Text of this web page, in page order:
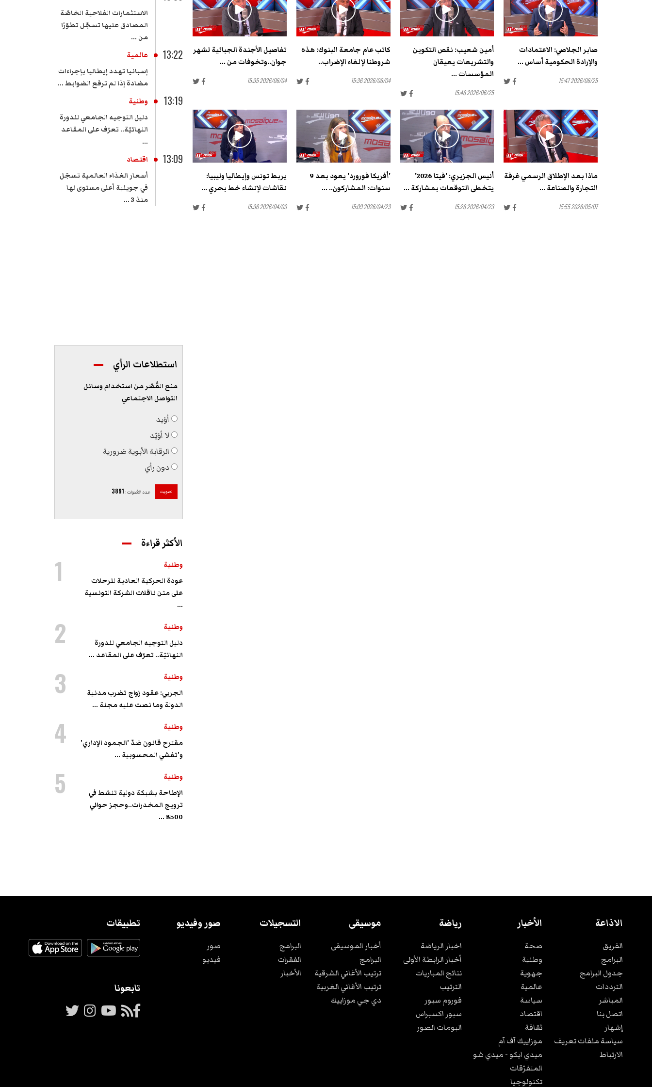
صابر الجلاصي: الاعتمادات
والإرادة الحكومية أساس ...
2026/06/25 15:47
أمين شعيب: نقص التكوين
والتشريعات يعيقان
المؤسسات ...
2026/06/25 15:46
كاتب عام جامعة البنوك: هذه
شروطنا لإلغاء الإضراب..
2026/06/04 15:36
تفاصيل الأجندة الجبائية لشهر
جوان..وتخوفات من ...
2026/06/04 15:35
ماذا بعد الإطلاق الرسمي غرفة
التجارة والصناعة ...
2026/05/07 15:55
أنيس الجزيري: 'فيتا 2026'
يتخطى التوقعات بمشاركة ...
2026/04/23 15:26
'أفريكا فورورد' يعود بعد 9
سنوات: المشاركون.. ...
2026/04/23 15:09
يربط تونس وإيطاليا وليبيا:
نقاشات لإنشاء خط بحري ...
2026/04/09 15:36
الاستثمارات الفلاحية الخاصّة
المصادق عليها تسجّل تطوّرًا
من ...
13:22
عالمية
إسبانيا تهدد إيطاليا بإجراءات
مضادة إذا لم ترفع الضوابط ...
13:19
وطنية
دليل التوجيه الجامعي للدورة
النهائيّة.. تعرّف على المقاعد
...
13:09
اقتصاد
أسعار الغذاء العالمية تسجّل
في جويلية أعلى مستوى لها
منذ 3 ...
استطلاعات الرأي
منع القُصّر من استخدام وسائل
التواصل الاجتماعي
أؤيد
لا أؤيّد
الرقابة الأبوية ضرورية
دون رأي
تصويت عدد الأصوات:
3891
الأكثر قراءة
وطنية
عودة الحركية العادية للرحلات
على متن ناقلات الشركة التونسية
...
1
وطنية
دليل التوجيه الجامعي للدورة
النهائيّة.. تعرّف على المقاعد ...
2
وطنية
الجربي: عقود زواج تضرب مدنية
الدولة وما نصت عليه مجلة ...
3
وطنية
مقترح قانون ضدّ 'الجمود الإداري'
و'تفشي المحسوبية ...
4
وطنية
الإطاحة بشبكة دولية تنشط في
ترويج المخدرات..وحجز حوالي
8500 ...
5
الاذاعة
الفريق
البرامج
جدول البرامج
الترددات
المباشر
اتصل بنا
إشهار
سياسة ملفات تعريف
الارتباط
الأخبار
صحة
وطنية
جهوية
عالمية
سياسة
اقتصاد
ثقافة
موزاييك آف آم
ميدي ايكو - ميدي شو
المتفرّقات
تكنولوجيا
رياضة
اخبار الرياضة
أخبار الرابطة الأولى
نتائج المباريات
الترتيب
فوروم سبور
سبور اكسبراس
البومات الصور
موسيقى
أخبار الموسيقى
البرامج
ترتيب الأغاني الشرقية
ترتيب الأغاني الغربية
دي جي موزاييك
التسجيلات
البرامج
الفقرات
الأخبار
صور وفيديو
صور
فيديو
تطبيقات
تابعونا